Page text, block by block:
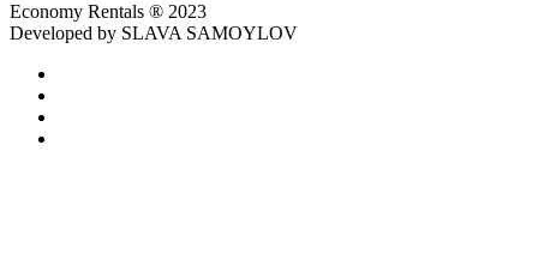
Economy Rentals ® 2023
Developed by SLAVA SAMOYLOV